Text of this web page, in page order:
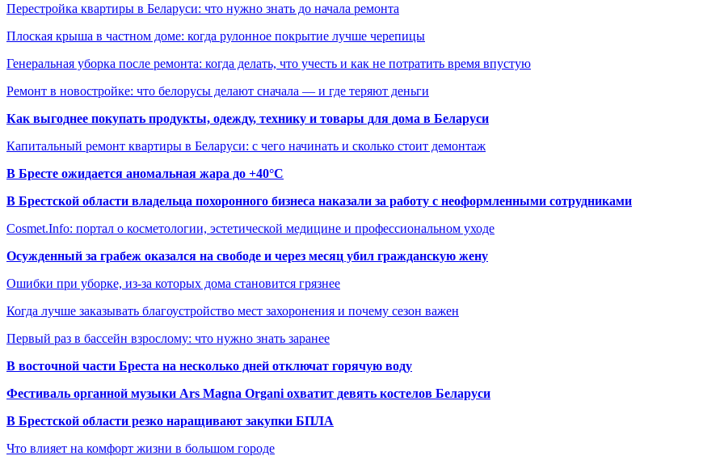
Перестройка квартиры в Беларуси: что нужно знать до начала ремонта
Плоская крыша в частном доме: когда рулонное покрытие лучше черепицы
Генеральная уборка после ремонта: когда делать, что учесть и как не потратить время впустую
Ремонт в новостройке: что белорусы делают сначала — и где теряют деньги
Как выгоднее покупать продукты, одежду, технику и товары для дома в Беларуси
Капитальный ремонт квартиры в Беларуси: с чего начинать и сколько стоит демонтаж
В Бресте ожидается аномальная жара до +40°C
В Брестской области владельца похоронного бизнеса наказали за работу с неоформленными сотрудниками
Cosmet.Info: портал о косметологии, эстетической медицине и профессиональном уходе
Осужденный за грабеж оказался на свободе и через месяц убил гражданскую жену
Ошибки при уборке, из-за которых дома становится грязнее
Когда лучше заказывать благоустройство мест захоронения и почему сезон важен
Первый раз в бассейн взрослому: что нужно знать заранее
В восточной части Бреста на несколько дней отключат горячую воду
Фестиваль органной музыки Ars Magna Organi охватит девять костелов Беларуси
В Брестской области резко наращивают закупки БПЛА
Что влияет на комфорт жизни в большом городе